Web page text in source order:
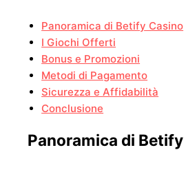
Panoramica di Betify Casino
I Giochi Offerti
Bonus e Promozioni
Metodi di Pagamento
Sicurezza e Affidabilità
Conclusione
Panoramica di